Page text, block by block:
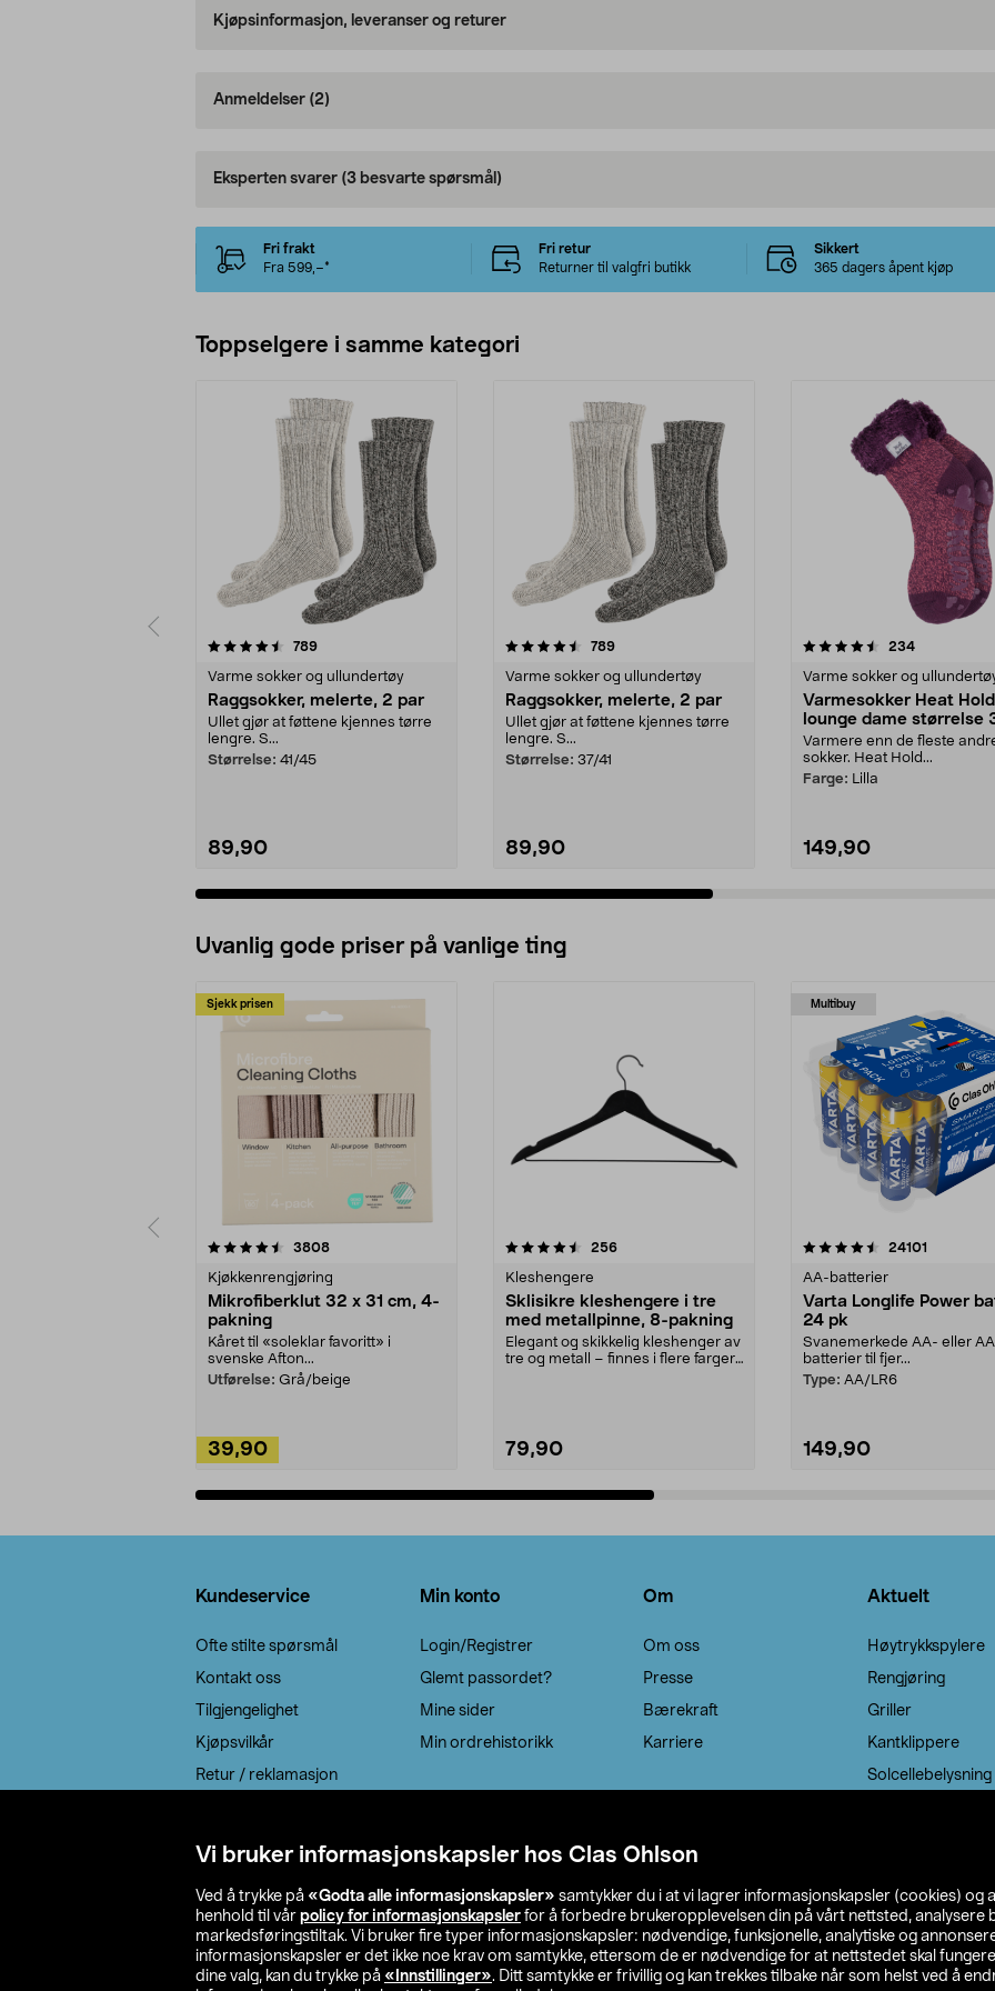
Vi bruker informasjonskapsler hos Clas Ohlson
Ved å trykke på «Godta alle informasjonskapsler» samtykker du i at vi lagrer informasjonskapsler (cookies) og
henhold til vår policy for informasjonskapsler for å forbedre brukeropplevelsen din på vårt nettsted, analysere
markedsføringstiltak. Vi bruker fire typer informasjonskapsler: nødvendige, funksjonelle, analytiske og
informasjonskapsler er det ikke noe krav om samtykke, ettersom de er nødvendige for at nettstedet skal
dine valg, kan du trykke på «Innstillinger». Ditt samtykke er frivillig og kan trekkes tilbake når som helst ved å
Kjøpsinformasjon, leveranser og returer
Anmeldelser (2)
Eksperten svarer (3 besvarte spørsmål)
Fri frakt
Fra 599,–*
Fri retur
Returner til valgfri butikk
Sikkert
365 dagers åpent kjøp
Toppselgere i samme kategori
789anmeldelser
Varme sokker og ullundertøy
Raggsokker, melerte, 2 par
Ullet gjør at føttene kjennes tørre
lengre. S...
Størrelse: 41/45
89,90
4.5 av 5 stjerner 789anmeldelser
Varme sokker og ullundertøy
Raggsokker, melerte, 2 par
Ullet gjør at føttene kjennes tørre
lengre. S...
Størrelse: 37/41
89,90
4.5 av 5 stjerner 234anmeldelser
Varme sokker og
Varmesokker Heat
lounge dame størrelse
42, sokker
Varmere enn de fleste
sokker. Heat Hold...
Farge: Lilla
149,90
4.5 av 5 stjerner
Uvanlig gode priser på vanlige ting
Sjekk prisen
3808anmeldelser
Kjøkkenrengjøring
Mikrofiberklut 32 x 31 cm, 4-
pakning
Kåret til «soleklar favoritt» i
svenske Afton...
Utførelse: Grå/beige
39,90
4.5av 5 stjerner 256anmeldelser
Kleshengere
Sklisikre kleshengere i tre
med metallpinne, 8-pakning
Elegant og skikkelig kleshenger av
tre og metall – finnes i flere farger.
79,90
Multibuy
4.5av 5 stjerner 24101
AA-batterier
Varta Longlife Power
24 pk
Svanemerkede AA- eller
batterier til fjer...
Type: AA/LR6
149,90
4.5av 5 stjerner
Kundeservice
Ofte stilte spørsmål
Kontakt oss
Tilgjengelighet
Kjøpsvilkår
Retur / reklamasjon
Min konto
Login/Registrer
Glemt passordet?
Mine sider
Min ordrehistorikk
Om
Om oss
Presse
Bærekraft
Karriere
Aktuelt
Høytrykkspylere
Rengjøring
Griller
Kantklippere
Solcellebelysning